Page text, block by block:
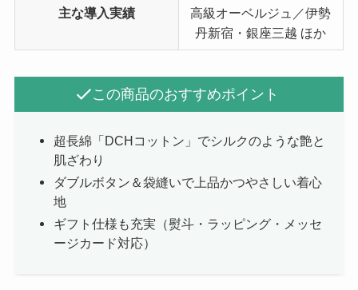
主な導入実績
高級オーベルジュ／伊勢
丹新宿・銀座三越 ほか
この商品のおすすめポイント
超長綿「DCHコットン」でシルクのような艶と
肌ざわり
ダブルボタン＆袋縫いで上品かつやさしい着心
地
ギフト仕様も充実（熨斗・ラッピング・メッセ
ージカード対応）